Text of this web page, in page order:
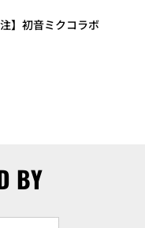
】初音ミクコラボ
BY